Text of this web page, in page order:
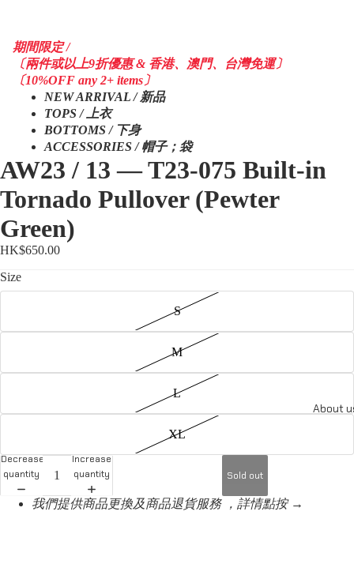
About
期間限定 /
〔兩件或以上9折優惠 & 香港、澳門、台灣免運〕
〔10%OFF any 2+ items〕
NEW ARRIVAL / 新品
TOPS / 上衣
BOTTOMS / 下身
ACCESSORIES / 帽子；袋
AW23 / 13 — T23-075 Built-in
Tornado Pullover (Pewter
Green)
HK$650.00
Size
S
M
L
XL
Decrease
quantity
Increase
quantity
Sold out
我們提供商品更換及商品退貨服務 ，詳情點按 →